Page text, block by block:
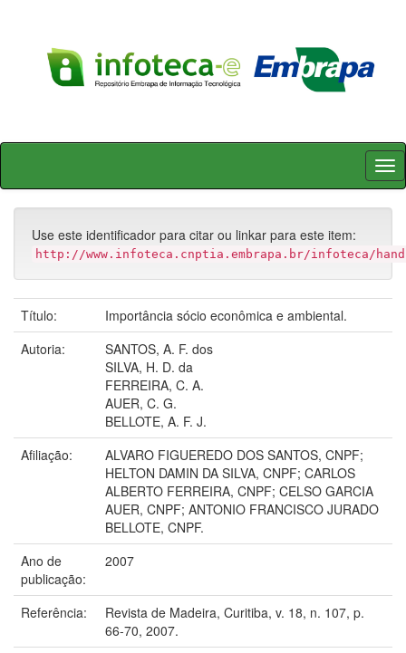
Skip
Use este identificador para citar ou linkar para este item:
http://www.infoteca.cnptia.embrapa.br/infoteca/
Título:
Importância sócio econômica e ambiental.
Autoria:
SANTOS, A. F. dos
SILVA, H. D. da
FERREIRA, C. A.
AUER, C. G.
BELLOTE, A. F. J.
Afiliação:
ALVARO FIGUEREDO DOS SANTOS, CNPF;
HELTON DAMIN DA SILVA, CNPF; CARLOS
ALBERTO FERREIRA, CNPF; CELSO GARCIA
AUER, CNPF; ANTONIO FRANCISCO JURADO
BELLOTE, CNPF.
Ano de
publicação:
2007
Referência:
Revista de Madeira, Curitiba, v. 18, n. 107, p.
66-70, 2007.